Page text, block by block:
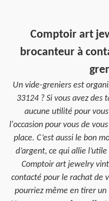
Comptoir art
brocanteur à
Un vide-greniers est
33124 ? Si vous avez des
aucune utilité pour
l'occasion pour vous de
place. C’est aussi le bon
d’argent, ce qui allie
Comptoir art jewelry
contacté pour le rachat de
pourriez même en tirer